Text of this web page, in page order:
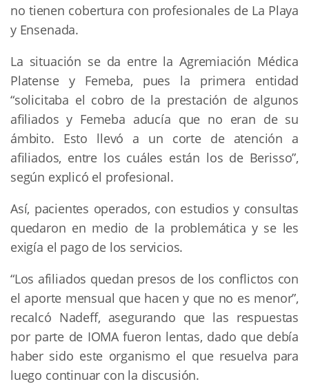
no tienen cobertura con profesionales de La Playa
y Ensenada.
La situación se da entre la Agremiación Médica
Platense y Femeba, pues la primera entidad
“solicitaba el cobro de la prestación de algunos
afiliados y Femeba aducía que no eran de su
ámbito. Esto llevó a un corte de atención a
afiliados, entre los cuáles están los de Berisso”,
según explicó el profesional.
Así, pacientes operados, con estudios y consultas
quedaron en medio de la problemática y se les
exigía el pago de los servicios.
“Los afiliados quedan presos de los conflictos con
el aporte mensual que hacen y que no es menor”,
recalcó Nadeff, asegurando que las respuestas
por parte de IOMA fueron lentas, dado que debía
haber sido este organismo el que resuelva para
luego continuar con la discusión.